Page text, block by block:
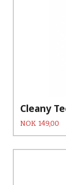
Cleany
Pris
NOK 149,00